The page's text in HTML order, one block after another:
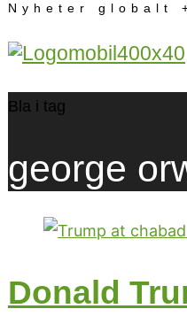
Nyheter globalt
Bla i tag
george
Donald